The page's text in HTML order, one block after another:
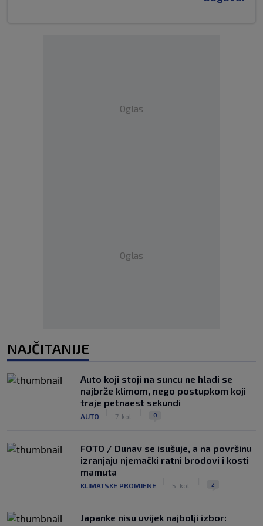
Oglas
Oglas
NAJČITANIJE
Auto koji stoji na suncu ne hladi se
najbrže klimom, nego postupkom koji
traje petnaest sekundi
AUTO 7. kol. 0
FOTO / Dunav se isušuje, a na površinu
izranjaju njemački ratni brodovi i kosti
mamuta
KLIMATSKE PROMJENE 5. kol. 2
Japanke nisu uvijek najbolji izbor: